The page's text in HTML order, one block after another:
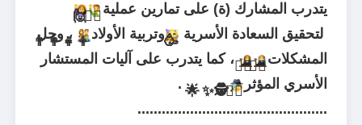
يتدرب المشارك (ة) على تمارين عملية 🙋‍♂
🙋
لتحقيق السعادة الأسرية 🥳وتربية الأولاد👨‍👩‍👧‍👦
، وحل
المشكلات👨‍⚖
👩‍⚖، كما يتدرب على آليات المستشار
الأسري المؤثر 🕵‍♀
🕵
✨
🌟
.
...............................................